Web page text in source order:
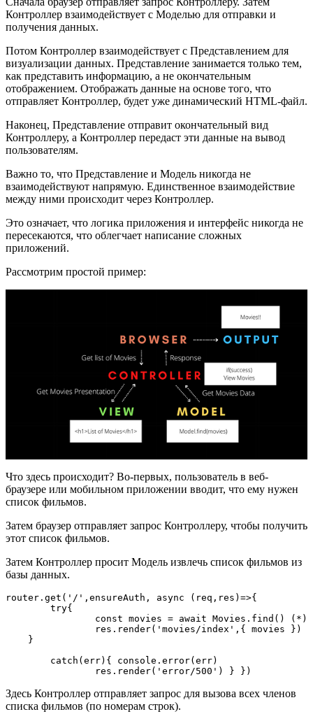
Контроллер взаимодействует с Моделью для отправки и
получения данных.
Потом Контроллер взаимодействует с Представлением для
визуализации данных. Представление занимается только тем,
как представить информацию, а не окончательным
отображением. Отображать данные на основе того, что
отправляет Контроллер, будет уже динамический HTML-файл.
Наконец, Представление отправит окончательный вид
Контроллеру, а Контроллер передаст эти данные на вывод
пользователям.
Важно то, что Представление и Модель никогда не
взаимодействуют напрямую. Единственное взаимодействие
между ними происходит через Контроллер.
Это означает, что логика приложения и интерфейс никогда не
пересекаются, что облегчает написание сложных
приложений.
Рассмотрим простой пример:
Что здесь происходит? Во-первых, пользователь в веб-
браузере или мобильном приложении вводит, что ему нужен
список фильмов.
Затем браузер отправляет запрос Контроллеру, чтобы получить
этот список фильмов.
Затем Контроллер просит Модель извлечь список фильмов из
базы данных.
router.get('/',ensureAuth, async (req,res)=>{
	try{
		res.render('movies/index',{ movies })
    }
	catch(err){ console.error(err)
		res.render('error/500') } })
Здесь Контроллер отправляет запрос для вызова всех членов
списка фильмов (по номерам строк).